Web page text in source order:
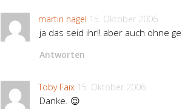
martin nagel 15. Oktober 2006
ja das seid ihr!! aber auch ohne
Antworten
Toby Faix 15. Oktober 2006
Danke. 😉